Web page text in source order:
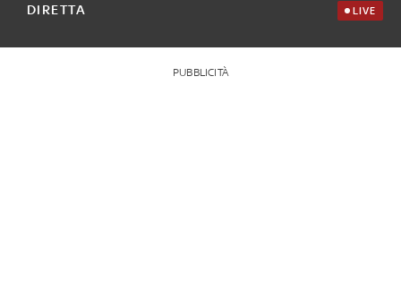
DIRETTA LIVE
PUBBLICITÀ